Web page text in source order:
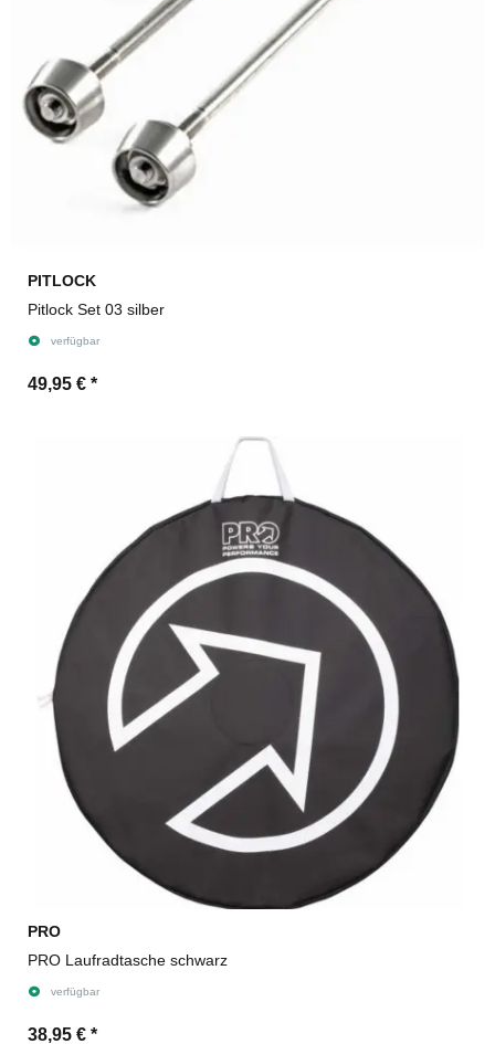
PITLOCK
Pitlock Set 03 silber
verfügbar
49,95 € *
PRO
PRO Laufradtasche schwarz
verfügbar
38,95 € *